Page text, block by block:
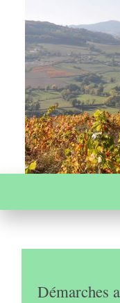
Démarches